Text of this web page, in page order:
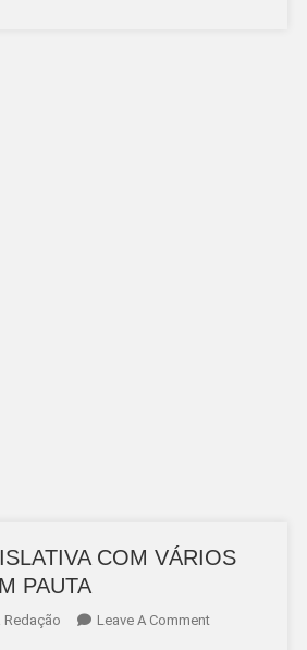
COM VÁRIOS
PAUTA
Redação Leave A CommentOn